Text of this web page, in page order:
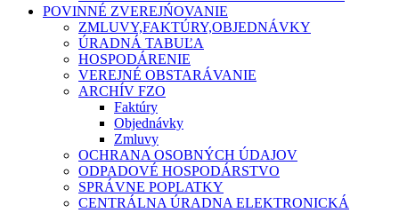
POVINNÉ ZVEREJŃOVANIE
ZMLUVY,FAKTÚRY,OBJEDNÁVKY
ÚRADNÁ TABUĽA
HOSPODÁRENIE
VEREJNÉ OBSTARÁVANIE
ARCHÍV FZO
Faktúry
Objednávky
Zmluvy
OCHRANA OSOBNÝCH ÚDAJOV
ODPADOVÉ HOSPODÁRSTVO
SPRÁVNE POPLATKY
CENTRÁLNA ÚRADNA ELEKTRONICKÁ